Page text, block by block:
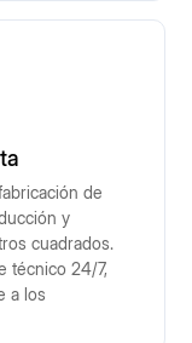
de
y
cuadrados.
técnico 24/7,
a los